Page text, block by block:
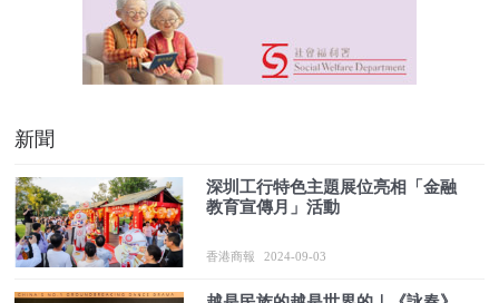
新聞
深圳工行特色主題展位亮相「金融
教育宣傳月」活動
香港商報 2024-09-03